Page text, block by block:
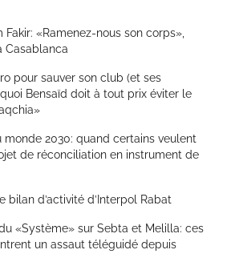
«Ramenez-nous son corps»,
Casablanca
pour sauver son club (et ses
Bensaïd doit à tout prix éviter le
monde 2030: quand certains veulent
de réconciliation en instrument de
bilan d’activité d’Interpol Rabat
«Système» sur Sebta et Melilla: ces
un assaut téléguidé depuis